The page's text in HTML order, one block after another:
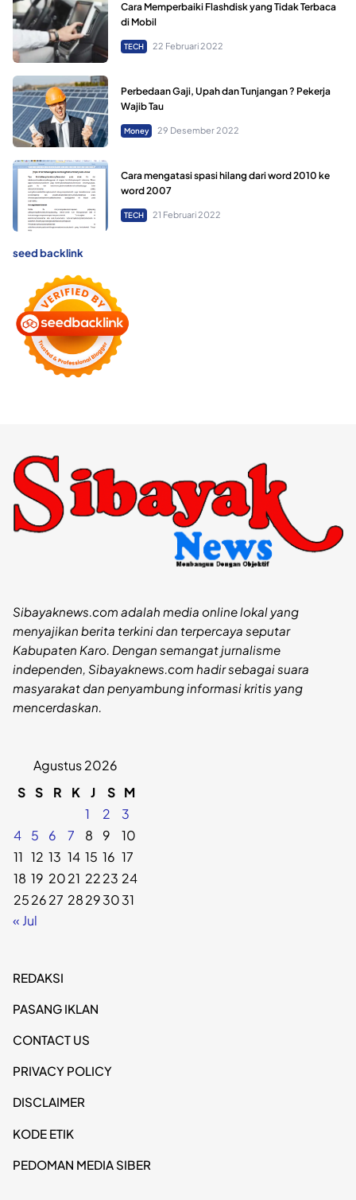
Cara Memperbaiki Flashdisk yang Tidak Terbaca
di Mobil
TECH 22 Februari 2022
Perbedaan Gaji, Upah dan Tunjangan ? Pekerja
Wajib Tau
Money 29 Desember 2022
Cara mengatasi spasi hilang dari word 2010 ke
word 2007
TECH 21 Februari 2022
seed backlink
Sibayaknews.com adalah media online lokal yang
menyajikan berita terkini dan terpercaya seputar
Kabupaten Karo. Dengan semangat jurnalisme
independen, Sibayaknews.com hadir sebagai suara
masyarakat dan penyambung informasi kritis yang
mencerdaskan.
Agustus 2026
S S R K J S M
1
2
3
4
5 6 7 8 9
10
11 12 13 14 15 16 17
18 19 2021 2223 24
252627 28293031
« Jul
REDAKSI
PASANG IKLAN
CONTACT US
PRIVACY POLICY
DISCLAIMER
KODE ETIK
PEDOMAN MEDIA SIBER